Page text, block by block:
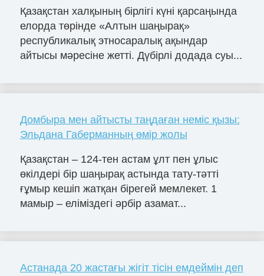
Қазақстан халқының бірлігі күні қарсаңында
елорда төрінде «Алтын шаңырақ»
республикалық этносаралық ақындар
айтысы мәресіне жетті. Дүбірлі додада суы...
Домбыра мен айтысты таңдаған неміс қызы:
Эльдана Габерманның өмір жолы
Қазақстан – 124-тен астам ұлт пен ұлыс
өкілдері бір шаңырақ астында тату-тәтті
ғұмыр кешіп жатқан бірегей мемлекет. 1
мамыр – еліміздегі әрбір азамат...
Астанада 20 жастағы жігіт тісін емдеймін деп